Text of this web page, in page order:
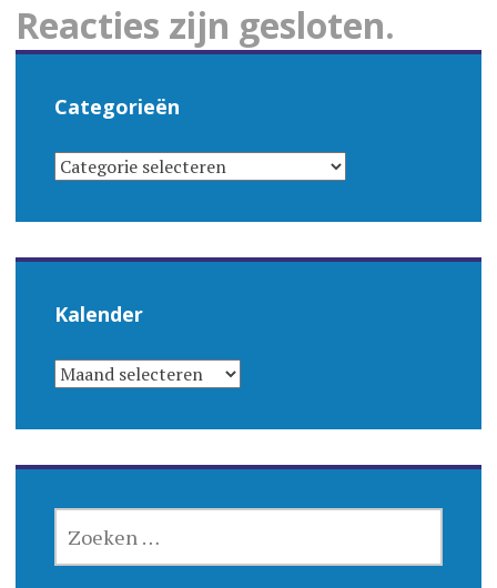
Reacties zijn gesloten.
Categorieën
CATEGORIEËN
Kalender
KALENDER
NAAR: